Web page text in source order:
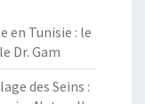
en Tunisie : le
Dr. Gam
des Seins :